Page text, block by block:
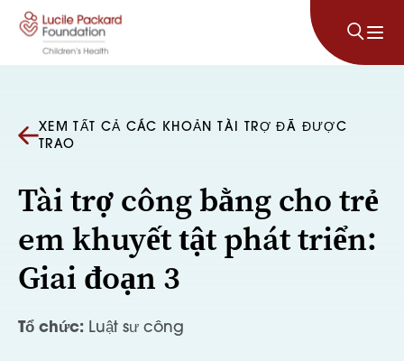
Bỏ qua nội dung
XEM TẤT CẢ CÁC KHOẢN TÀI TRỢ ĐÃ ĐƯỢC
TRAO
Tài trợ công bằng cho trẻ
em khuyết tật phát triển:
Giai đoạn 3
Tổ chức: Luật sư công